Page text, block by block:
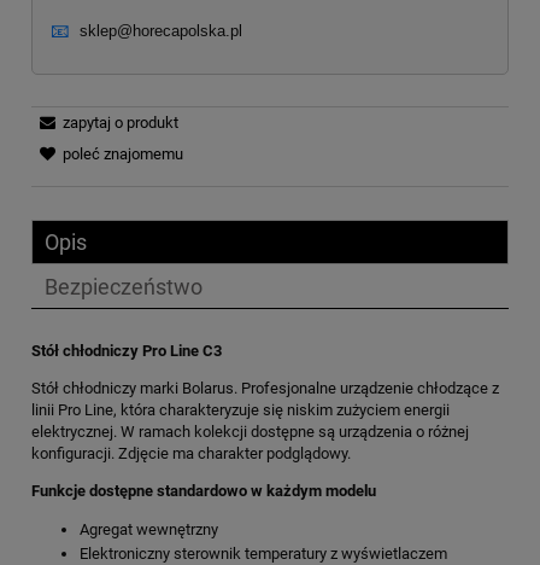
📧 sklep@horecapolska.pl
zapytaj o produkt
poleć znajomemu
Opis
Bezpieczeństwo
Stół chłodniczy Pro Line C3
Stół chłodniczy marki Bolarus. Profesjonalne urządzenie chłodzące z
linii Pro Line, która charakteryzuje się niskim zużyciem energii
elektrycznej. W ramach kolekcji dostępne są urządzenia o różnej
konfiguracji. Zdjęcie ma charakter podglądowy.
Funkcje dostępne standardowo w każdym modelu
Agregat wewnętrzny
Elektroniczny sterownik temperatury z wyświetlaczem